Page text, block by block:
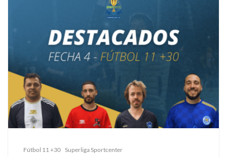
Fútbol 11 +30 Superliga Sportcenter